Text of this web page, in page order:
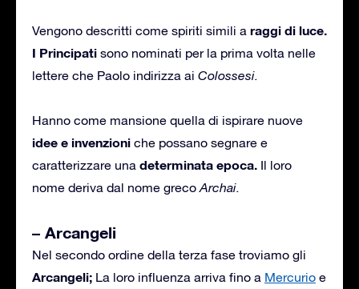
Vengono descritti come spiriti simili a raggi di luce.
I Principati sono nominati per la prima volta nelle
lettere che Paolo indirizza ai Colossesi.
Hanno come mansione quella di ispirare nuove
idee e invenzioni che possano segnare e
caratterizzare una determinata epoca. Il loro
nome deriva dal nome greco Archai.
– Arcangeli
Nel secondo ordine della terza fase troviamo gli
Arcangeli; La loro influenza arriva fino a Mercurio e